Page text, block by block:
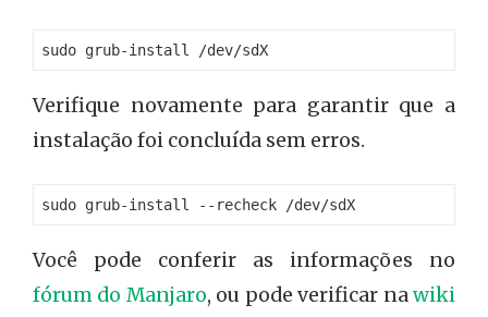
Verifique novamente para garantir que a
instalação foi concluída sem erros.
Você pode conferir as informações no
fórum do Manjaro, ou pode verificar nawiki